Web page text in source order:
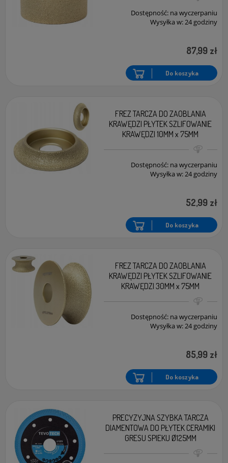
Dostępność: na wyczerpaniu
Wysyłka w:24 godziny
87,99 zł
Do koszyka
FREZ TARCZA DO ZAOBLANIA
KRAWĘDZI PŁYTEK SZLIFOWANIE
KRAWĘDZI 10MM x 75MM
Dostępność: na wyczerpaniu
Wysyłka w:24 godziny
52,99 zł
Do koszyka
FREZ TARCZA DO ZAOBLANIA
KRAWĘDZI PŁYTEK SZLIFOWANIE
KRAWĘDZI 30MM x 75MM
Dostępność: na wyczerpaniu
Wysyłka w:24 godziny
85,99 zł
Do koszyka
PRECYZYJNA SZYBKA TARCZA
DIAMENTOWA DO PŁYTEK CERAMIKI
GRESU SPIEKU Ø125MM